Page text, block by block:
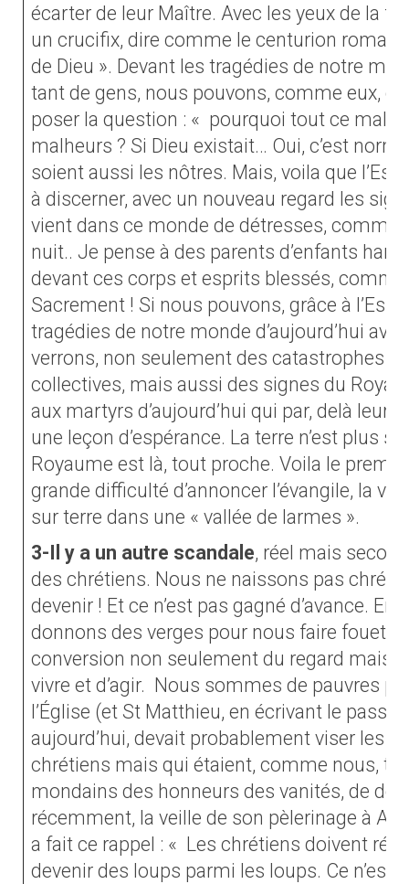
écarter de leur Maître. Avec les yeux de la
un crucifix, dire comme le centurion romain
de Dieu ». Devant les tragédies de notre
tant de gens, nous pouvons, comme eux, et
poser la question : « pourquoi tout ce mal,
malheurs ? Si Dieu existait… Oui, c’est
soient aussi les nôtres. Mais, voila que
à discerner, avec un nouveau regard les
vient dans ce monde de détresses, comme
nuit.. Je pense à des parents d’enfants
devant ces corps et esprits blessés,
Sacrement ! Si nous pouvons, grâce à
tragédies de notre monde d’aujourd’hui
verrons, non seulement des catastrophes
collectives, mais aussi des signes du
aux martyrs d’aujourd’hui qui par, delà
une leçon d’espérance. La terre n’est plus
Royaume est là, tout proche. Voila le
grande difficulté d’annoncer l’évangile, la
sur terre dans une « vallée de larmes ».
3-Il y a un autre scandale, réel mais
des chrétiens. Nous ne naissons pas
devenir ! Et ce n’est pas gagné d’avance.
donnons des verges pour nous faire fouetter
conversion non seulement du regard mais
vivre et d’agir. Nous sommes de pauvres
l’Église (et St Matthieu, en écrivant le
aujourd’hui, devait probablement viser les
chrétiens mais qui étaient, comme nous,
mondains des honneurs des vanités, de
récemment, la veille de son pèlerinage à
a fait ce rappel : « Les chrétiens doivent
devenir des loups parmi les loups. Ce n’est